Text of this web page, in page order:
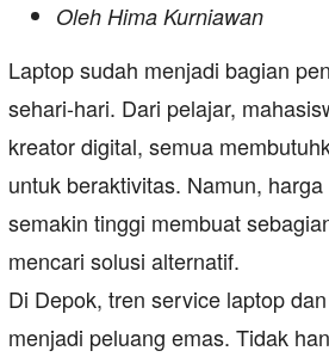
Oleh Hima Kurniawan
Laptop sudah menjadi bagian
sehari-hari. Dari pelajar,
kreator digital, semua
untuk beraktivitas. Namun,
semakin tinggi membuat
mencari solusi alternatif.
Di Depok, tren service laptop
menjadi peluang emas. Tidak